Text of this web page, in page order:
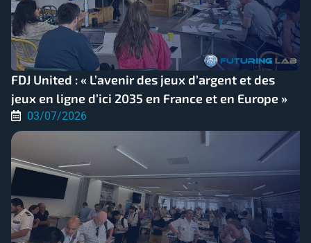
FDJ United : « L’avenir des jeux d’argent et des
jeux en ligne d’ici 2035 en France et en Europe »
03/07/2026